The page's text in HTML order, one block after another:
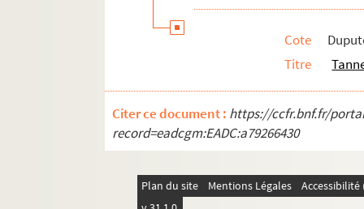
Duputel 172. Gilbert Du Motier
Duputel 173. Jacques Laffitte (1767-
Duputel 174. Joseph-Jean Lagarde
Duputel 175. Joseph Henri Joachim
Duputel 176. Maximilien Lamarque
Duputel 177. Alphonse de Lamartine
Duputel 179. Louis Phelypeaux
Cote
Titre
Citer ce document : https://ccfr.bnf.fr/
record=eadcgm:EADC:a79266430
Plan du site Mentions Légales